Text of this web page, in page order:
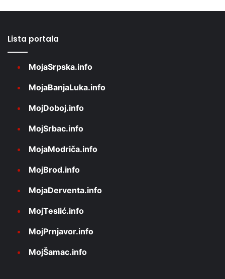
Lista portala
MojaSrpska.info
MojaBanjaLuka.info
MojDoboj.info
MojSrbac.info
MojaModriča.info
MojBrod.info
MojaDerventa.info
MojTeslić.info
MojPrnjavor.info
MojŠamac.info